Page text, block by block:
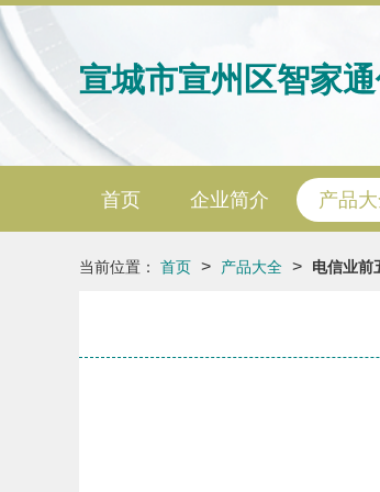
宣城市宣州区智家
首页 企业简介 产品
当前位置： 首页 > 产品大全 > 电信业前